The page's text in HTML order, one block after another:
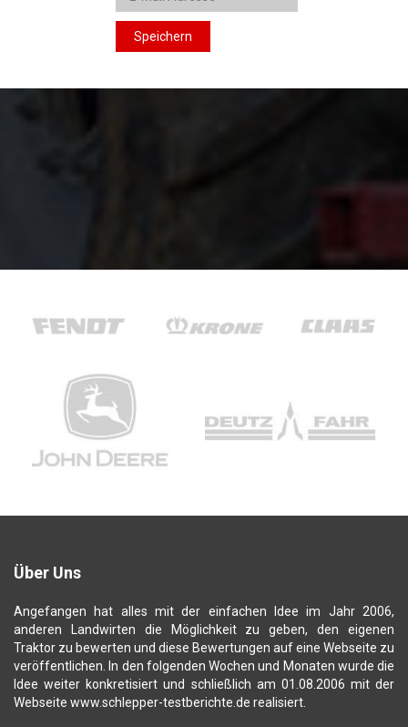
Speichern
Über Uns
Angefangen hat alles mit der einfachen Idee im Jahr 2006,
anderen Landwirten die Möglichkeit zu geben, den eigenen
Traktor zu bewerten und diese Bewertungen auf eine Webseite zu
veröffentlichen. In den folgenden Wochen und Monaten wurde die
Idee weiter konkretisiert und schließlich am 01.08.2006 mit der
Webseite www.schlepper-testberichte.de realisiert.